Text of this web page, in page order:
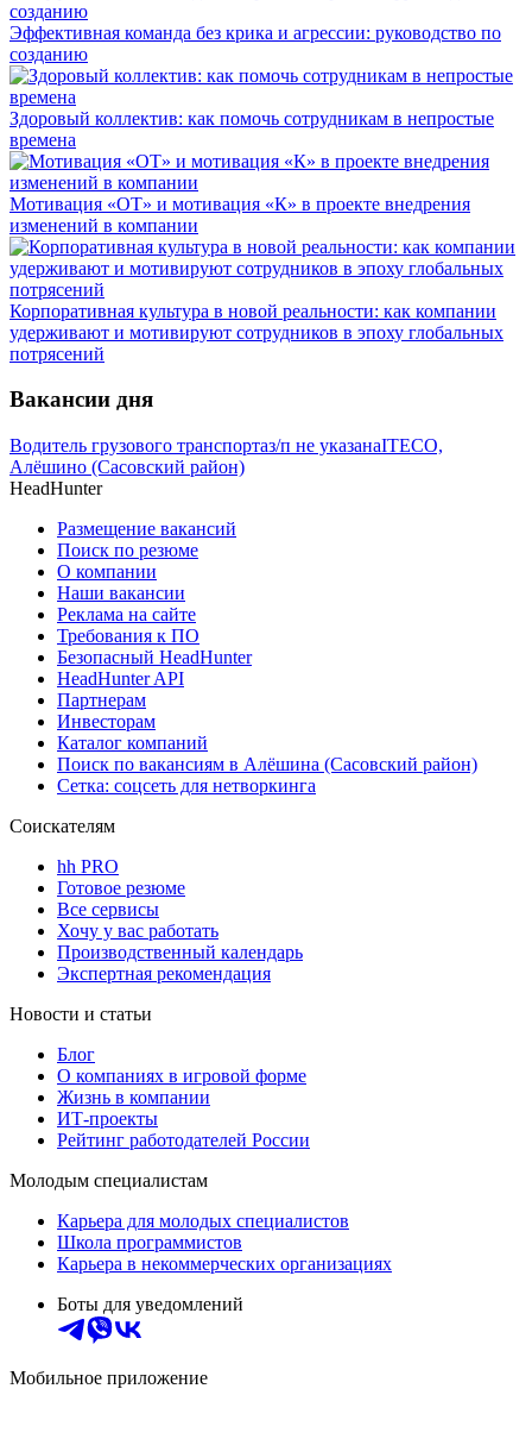
Эффективная команда без крика и агрессии: руководство по
созданию
Здоровый коллектив: как помочь сотрудникам в непростые
времена
Мотивация «ОТ» и мотивация «К» в проекте внедрения
изменений в компании
Корпоративная культура в новой реальности: как компании
удерживают и мотивируют сотрудников в эпоху глобальных
потрясений
Вакансии дня
Водитель грузового транспортаз/п не указанаITECO,
Алёшино (Сасовский район)
HeadHunter
Размещение вакансий
Поиск по резюме
О компании
Наши вакансии
Реклама на сайте
Требования к ПО
Безопасный HeadHunter
HeadHunter API
Партнерам
Инвесторам
Каталог компаний
Поиск по вакансиям в Алёшина (Сасовский район)
Сетка: соцсеть для нетворкинга
Соискателям
hh PRO
Готовое резюме
Все сервисы
Хочу у вас работать
Производственный календарь
Экспертная рекомендация
Новости и статьи
Блог
О компаниях в игровой форме
Жизнь в компании
ИТ-проекты
Рейтинг работодателей России
Молодым специалистам
Карьера для молодых специалистов
Школа программистов
Карьера в некоммерческих организациях
Боты для уведомлений
Мобильное приложение